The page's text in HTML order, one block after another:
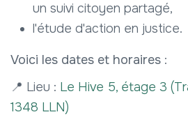
un suivi citoyen partagé,
l'étude d'action en justice.
Voici les dates et horaires :
📍 Lieu : Le Hive 5, étage 3
1348 LLN)